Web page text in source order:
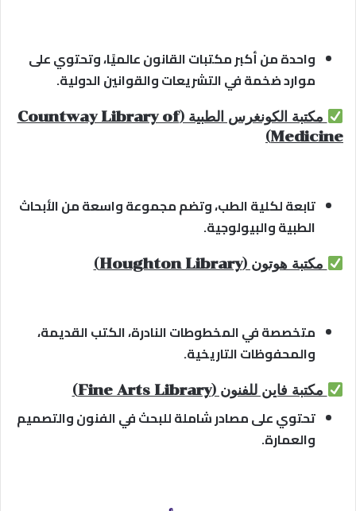
واحدة من أكبر مكتبات القانون عالميًا، وتحتوي على
موارد ضخمة في التشريعات والقوانين الدولية.
مكتبة الكونغرس الطبية (Countway Library of
Medicine)
تابعة لكلية الطب، وتضم مجموعة واسعة من الأبحاث
الطبية والبيولوجية.
مكتبة هوتون (Houghton Library)
متخصصة في المخطوطات النادرة، الكتب القديمة،
والمحفوظات التاريخية.
مكتبة فاين للفنون (Fine Arts Library)
تحتوي على مصادر شاملة للبحث في الفنون والتصميم
والعمارة.